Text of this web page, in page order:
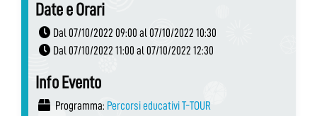
Date e Orari
Dal 07/10/2022 09:00 al 07/10/2022 10:30
Dal 07/10/2022 11:00 al 07/10/2022 12:30
Info Evento
Programma: Percorsi educativi T-TOUR